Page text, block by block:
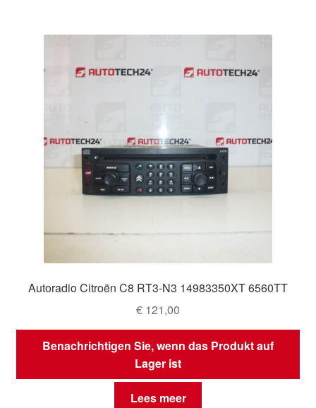
Autoradio Citroën C8 RT3-N3 14983350XT 6560TT
€ 121,00
Benachrichtigen Sie, wenn das Produkt auf
Lager ist
Lees meer